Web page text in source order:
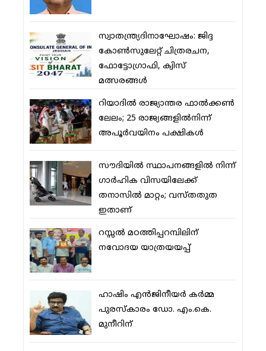
സ്വാതന്ത്ര്യദിനാഘോഷം: ജിദ്ദ
കോണ്‍സുലേറ്റ് ചിത്രരചന,
ഫോട്ടോഗ്രാഫി, ക്വിസ്
മത്സരങ്ങള്‍
റിയാദില്‍ രാജ്യാന്തര ഫാല്‍ക്കണ്‍
ലേലം; 25 രാജ്യങ്ങളില്‍നിന്ന്
അപൂര്‍വയിനം പക്ഷികള്‍
സൗദിയില്‍ സ്ഥാപനങ്ങളില്‍ നിന്ന്
ഗാര്‍ഹിക വിസയിലേക്ക്
തനാസില്‍ മാറ്റം; വസ്തതുത
ഇതാണ്
റസ്സല്‍ മഠത്തിപ്പറമ്പിലിന്
നവോദയ യാത്രയയപ്പ്
ഹാഷിം എന്‍ജിനീയര്‍ കര്‍മ്മ
പുരസ്‌കാരം ഡോ. എം.കെ.
മുനീറിന്